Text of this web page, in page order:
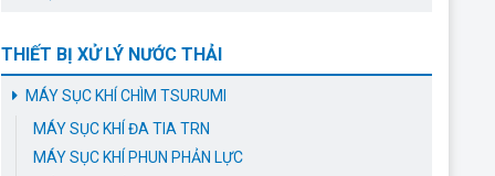
THIẾT BỊ XỬ LÝ NƯỚC THẢI
MÁY SỤC KHÍ CHÌM TSURUMI
MÁY SỤC KHÍ ĐA TIA TRN
MÁY SỤC KHÍ PHUN PHẢN LỰC